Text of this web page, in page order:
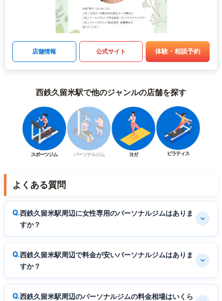
店舗情報 公式サイト 体験・相談予約
西鉄久留米駅で他のジャンルの店舗を探す
スポーツジム パーソナルジム ヨガ ピラティス
よくある質問
西鉄久留米駅周辺に女性専用のパーソナルジムはありま
すか？
西鉄久留米駅周辺で料金が安いパーソナルジムはありま
すか？
西鉄久留米駅周辺のパーソナルジムの料金相場はいくら